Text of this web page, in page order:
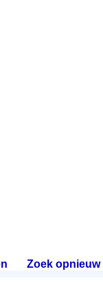
Zoek opnieuw.